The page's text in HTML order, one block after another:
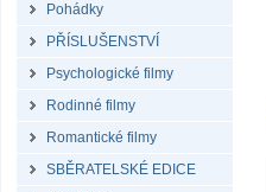
Pohádky
PŘÍSLUŠENSTVÍ
Psychologické filmy
Rodinné filmy
Romantické filmy
SBĚRATELSKÉ EDICE